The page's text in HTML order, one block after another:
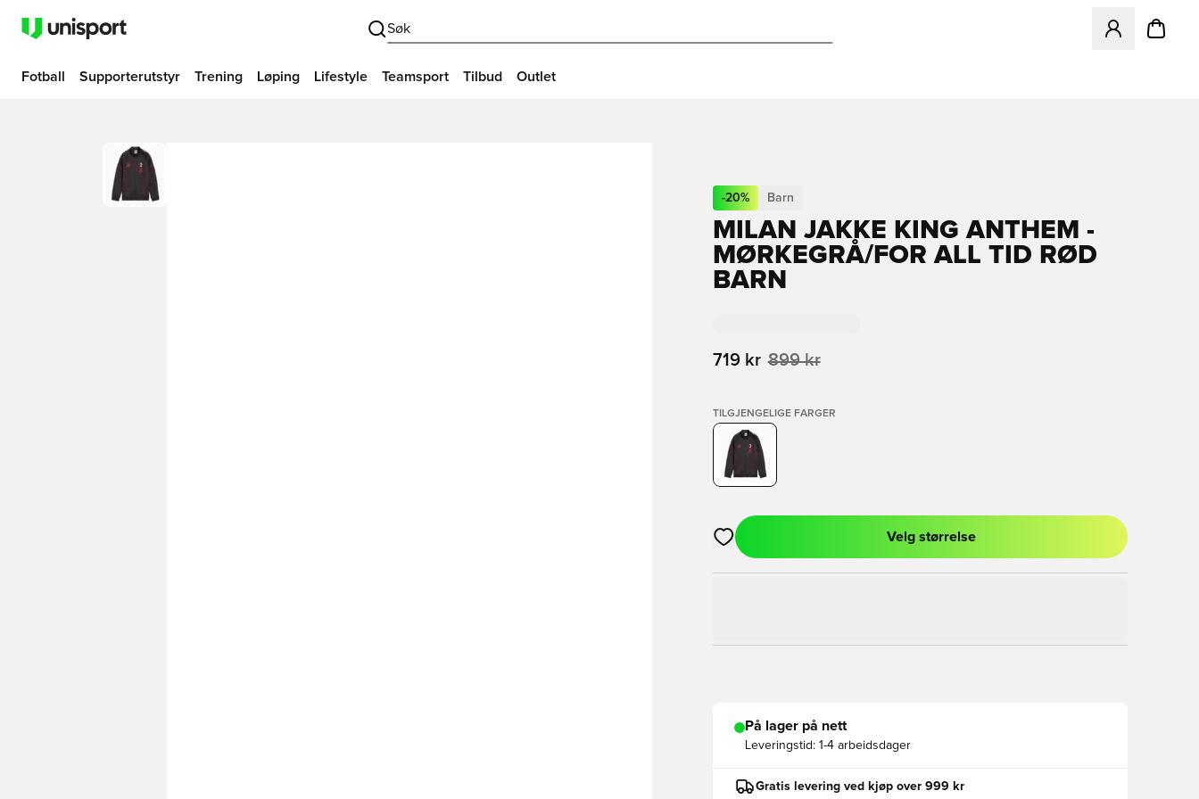
Søk
Åpner en
Fotball Supporterutstyr Trening Løping Lifestyle Teamsport Tilbud Outlet
-20% Barn
MILAN JAKKE KING ANTHEM -
MØRKEGRÅ/FOR ALL TID RØD
BARN
719 kr 899 kr
TILGJENGELIGE FARGER
Åpner en Modal for å logge inn eller registrere deg som medlem
Velg størrelse
På lager på nett
Leveringstid: 1-4 arbeidsdager
Gratis levering ved kjøp over 999 kr